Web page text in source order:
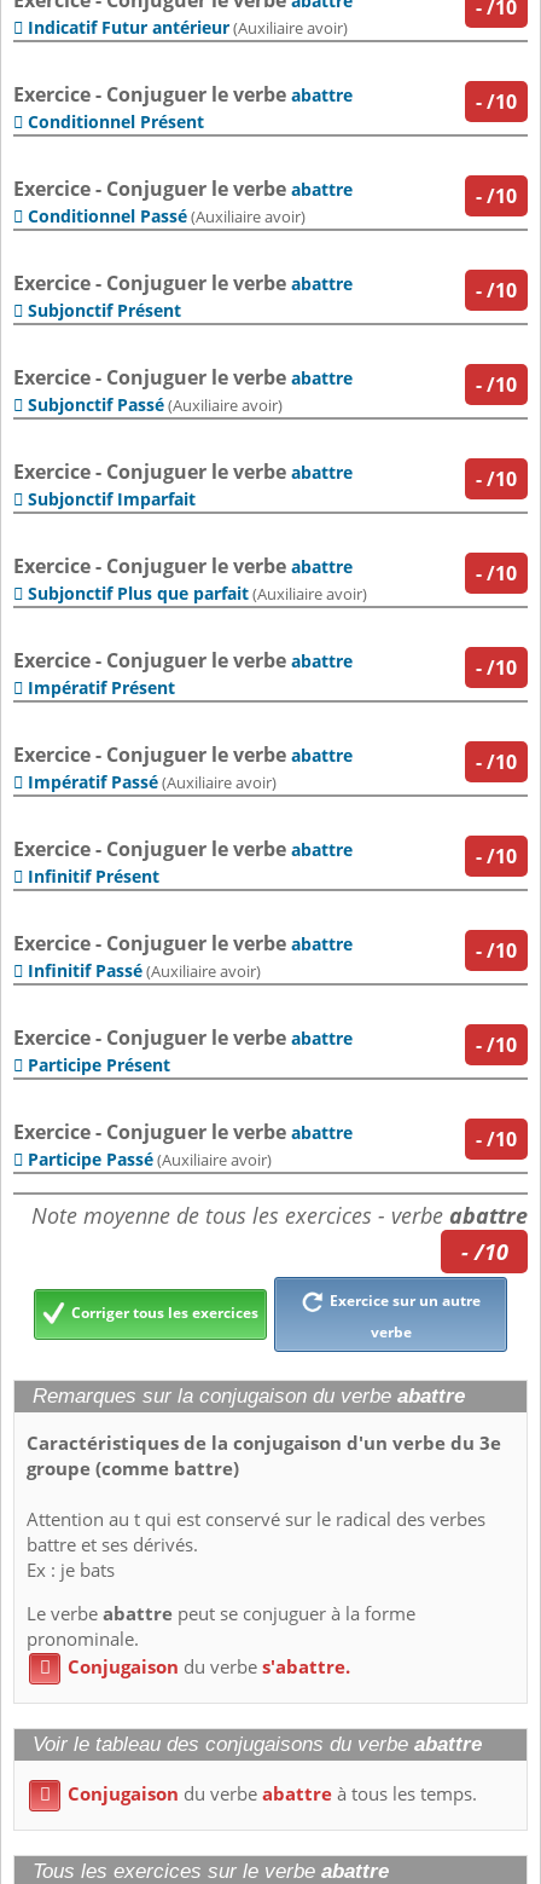
-/10
 Indicatif Futur antérieur(Auxiliaire avoir)
-/10
Exercice - Conjuguer le verbe abattre
 Conditionnel Présent
-/10
Exercice - Conjuguer le verbe abattre
 Conditionnel Passé(Auxiliaire avoir)
-/10
Exercice - Conjuguer le verbe abattre
 Subjonctif Présent
-/10
Exercice - Conjuguer le verbe abattre
 Subjonctif Passé(Auxiliaire avoir)
-/10
Exercice - Conjuguer le verbe abattre
 Subjonctif Imparfait
-/10
Exercice - Conjuguer le verbe abattre
 Subjonctif Plus que parfait(Auxiliaire avoir)
-/10
Exercice - Conjuguer le verbe abattre
 Impératif Présent
-/10
Exercice - Conjuguer le verbe abattre
 Impératif Passé(Auxiliaire avoir)
-/10
Exercice - Conjuguer le verbe abattre
 Infinitif Présent
-/10
Exercice - Conjuguer le verbe abattre
 Infinitif Passé(Auxiliaire avoir)
-/10
Exercice - Conjuguer le verbe abattre
 Participe Présent
-/10
Exercice - Conjuguer le verbe abattre
 Participe Passé(Auxiliaire avoir)
Note moyenne de tous les exercices - verbe abattre
- /10
Corriger tous les exercices
Exercice sur un autre
verbe
Remarques sur la conjugaison du verbe abattre
Caractéristiques de la conjugaison d'un verbe du 3e
groupe (comme battre)
Attention au t qui est conservé sur le radical des verbes
battre et ses dérivés.
Ex : je bats
Le verbeabattre peut se conjuguer à la forme
pronominale.
 Conjugaison du verbes'abattre.
Voir le tableau des conjugaisons du verbe abattre
 Conjugaison du verbeabattreà tous les temps.
Tous les exercices sur le verbe abattre